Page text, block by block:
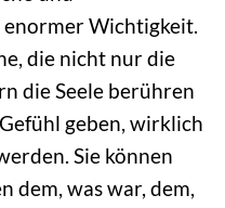
Wichtigkeit.
die nicht nur die
die Seele berühren
geben, wirklich
Sie können
dem, was war, dem,